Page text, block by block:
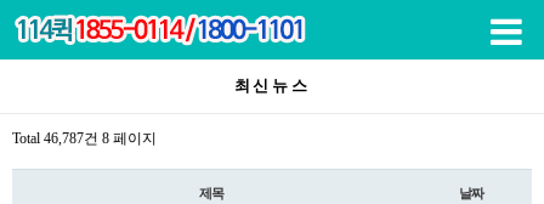
최신뉴스
Total 46,787건 8 페이지
제목 날짜